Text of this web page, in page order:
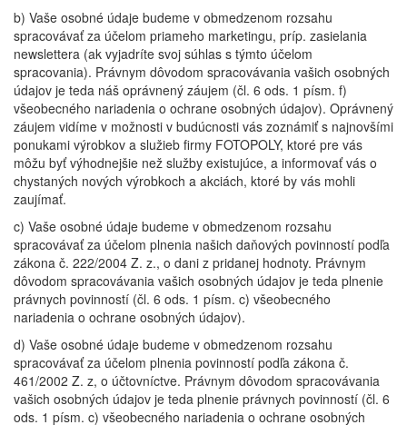
b) Vaše osobné údaje budeme v obmedzenom rozsahu
spracovávať za účelom priameho marketingu, príp. zasielania
newslettera (ak vyjadríte svoj súhlas s týmto účelom
spracovania). Právnym dôvodom spracovávania vašich osobných
údajov je teda náš oprávnený záujem (čl. 6 ods. 1 písm. f)
všeobecného nariadenia o ochrane osobných údajov). Oprávnený
záujem vidíme v možnosti v budúcnosti vás zoznámiť s najnovšími
ponukami výrobkov a služieb firmy FOTOPOLY, ktoré pre vás
môžu byť výhodnejšie než služby existujúce, a informovať vás o
chystaných nových výrobkoch a akciách, ktoré by vás mohli
zaujímať.
c) Vaše osobné údaje budeme v obmedzenom rozsahu
spracovávať za účelom plnenia našich daňových povinností podľa
zákona č. 222/2004 Z. z., o dani z pridanej hodnoty. Právnym
dôvodom spracovávania vašich osobných údajov je teda plnenie
právnych povinností (čl. 6 ods. 1 písm. c) všeobecného
nariadenia o ochrane osobných údajov).
d) Vaše osobné údaje budeme v obmedzenom rozsahu
spracovávať za účelom plnenia povinností podľa zákona č.
461/2002 Z. z, o účtovníctve. Právnym dôvodom spracovávania
vašich osobných údajov je teda plnenie právnych povinností (čl. 6
ods. 1 písm. c) všeobecného nariadenia o ochrane osobných